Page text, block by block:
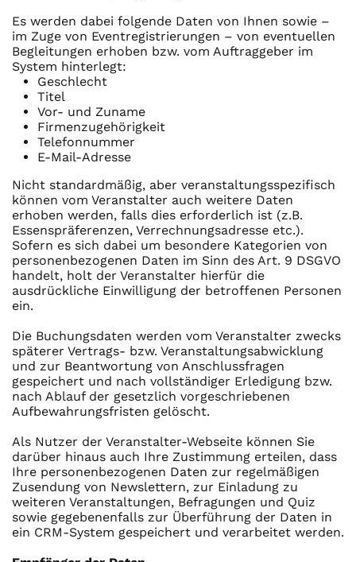
Es werden dabei folgende Daten von Ihnen sowie –
im Zuge von Eventregistrierungen – von eventuellen
Begleitungen erhoben bzw. vom Auftraggeber im
System hinterlegt:
Geschlecht
Titel
Vor- und Zuname
Firmenzugehörigkeit
Telefonnummer
E-Mail-Adresse
Nicht standardmäßig, aber veranstaltungsspezifisch
können vom Veranstalter auch weitere Daten
erhoben werden, falls dies erforderlich ist (z.B.
Essenspräferenzen, Verrechnungsadresse etc.).
Sofern es sich dabei um besondere Kategorien von
personenbezogenen Daten im Sinn des Art. 9 DSGVO
handelt, holt der Veranstalter hierfür die
ausdrückliche Einwilligung der betroffenen Personen
ein.
Die Buchungsdaten werden vom Veranstalter zwecks
späterer Vertrags- bzw. Veranstaltungsabwicklung
und zur Beantwortung von Anschlussfragen
gespeichert und nach vollständiger Erledigung bzw.
nach Ablauf der gesetzlich vorgeschriebenen
Aufbewahrungsfristen gelöscht.
Als Nutzer der Veranstalter-Webseite können Sie
darüber hinaus auch Ihre Zustimmung erteilen, dass
Ihre personenbezogenen Daten zur regelmäßigen
Zusendung von Newslettern, zur Einladung zu
weiteren Veranstaltungen, Befragungen und Quiz
sowie gegebenenfalls zur Überführung der Daten in
ein CRM-System gespeichert und verarbeitet werden.